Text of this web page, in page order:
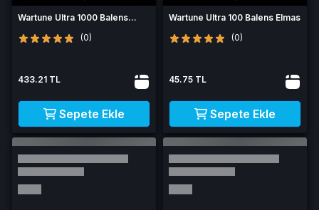
Wartune Ultra 1000 Balens
(0)
433.21 TL
Sepete Ekle
Wartune Ultra 100 Balens Elmas
(0)
45.75 TL
Sepete Ekle